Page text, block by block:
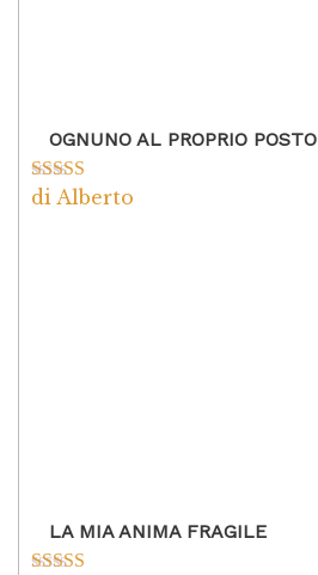
OGNUNO AL PROPRIO POSTO
Valutato5su
di Alberto
LA MIA ANIMA FRAGILE